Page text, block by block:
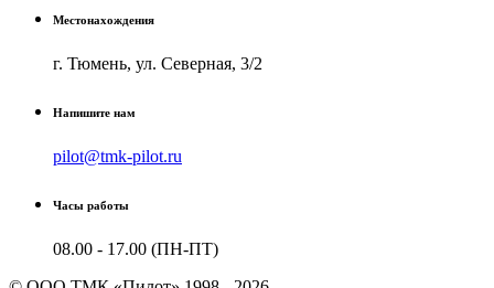
Местонахождения
г. Тюмень, ул. Северная, 3/2
Напишите нам
pilot@tmk-pilot.ru
Часы работы
08.00 - 17.00 (ПН-ПТ)